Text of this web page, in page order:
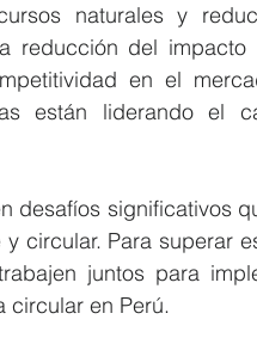
naturales y
reducción del impacto
en el
están liderando el
desafíos significativos
circular. Para superar
juntos para
circular en Perú.